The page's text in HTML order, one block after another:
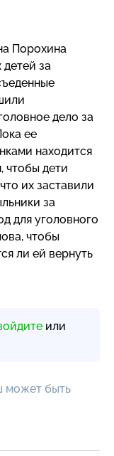
Порохина
за
дело за
ее
находится
чтобы дети
их заставили
за
для уголовного
чтобы
ли ей вернуть
или
может быть